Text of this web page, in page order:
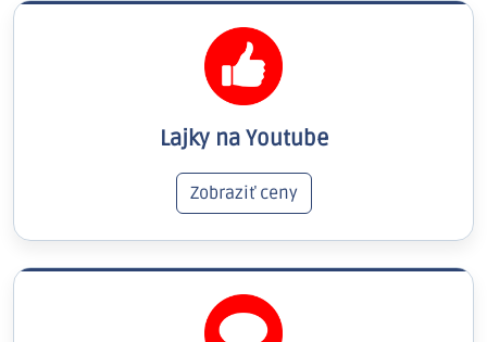
Lajky na Youtube
Zobraziť ceny